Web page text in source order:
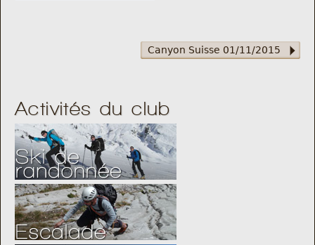
Canyon Suisse 01/11/2015
Activités du club